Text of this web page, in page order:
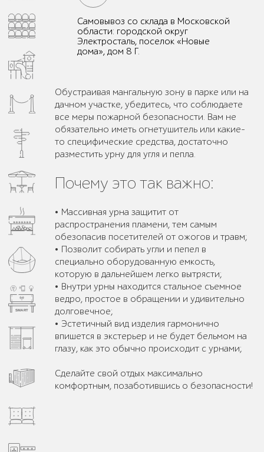
Самовывоз со склада в Московской
области: городской округ
Электросталь, поселок «Новые
дома», дом 8 Г.
Обустраивая мангальную зону в парке или на
дачном участке, убедитесь, что соблюдаете
все меры пожарной безопасности. Вам не
обязательно иметь огнетушитель или какие-
то специфические средства, достаточно
разместить урну для угля и пепла.
Почему это так важно:
• Массивная урна защитит от
распространения пламени, тем самым
обезопасив посетителей от ожогов и травм;
• Позволит собирать угли и пепел в
специально оборудованную емкость,
которую в дальнейшем легко вытрясти;
• Внутри урны находится стальное съемное
ведро, простое в обращении и удивительно
долговечное;
• Эстетичный вид изделия гармонично
впишется в экстерьер и не будет бельмом на
глазу, как это обычно происходит с урнами;
Сделайте свой отдых максимально
комфортным, позаботившись о безопасности!